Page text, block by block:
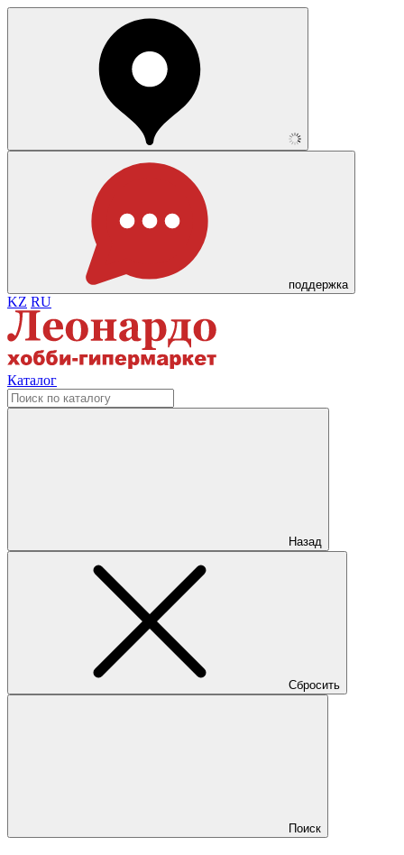
поддержка
KZ RU
Каталог
Назад
Сбросить
Поиск